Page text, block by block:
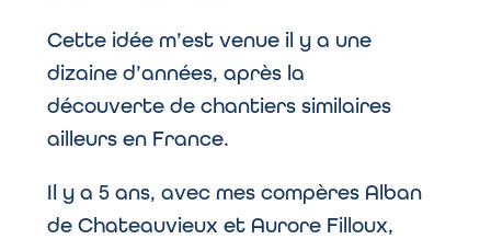
Cette idée m’est venue il y a une
dizaine d’années, après la
découverte de chantiers similaires
ailleurs en France.
Il y a 5 ans, avec mes compères Alban
de Chateauvieux et Aurore Filloux,